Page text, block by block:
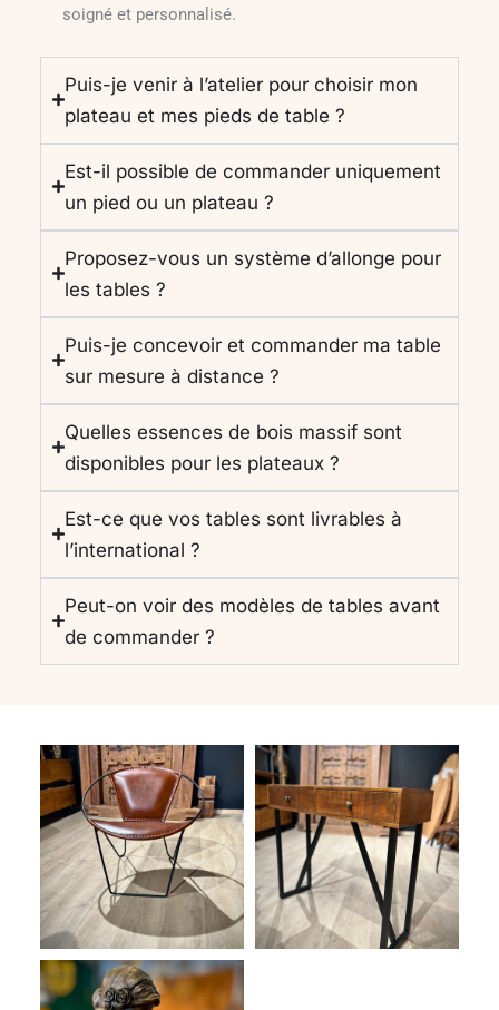
soigné et personnalisé.
Puis-je venir à l’atelier pour choisir mon
plateau et mes pieds de table ?
Est-il possible de commander uniquement
un pied ou un plateau ?
Proposez-vous un système d’allonge pour
les tables ?
Puis-je concevoir et commander ma table
sur mesure à distance ?
Quelles essences de bois massif sont
disponibles pour les plateaux ?
Est-ce que vos tables sont livrables à
l’international ?
Peut-on voir des modèles de tables avant
de commander ?